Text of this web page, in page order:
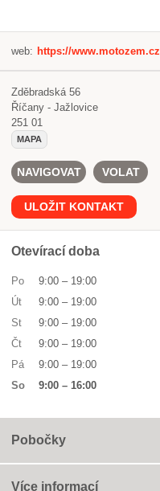
web: https://www.motozem.cz
Zděbradská 56
Říčany - Jažlovice
251 01
MAPA
NAVIGOVAT VOLAT
ULOŽIT KONTAKT
Otevírací doba
Po 9:00 – 19:00
Út
9:00 – 19:00
St
9:00 – 19:00
Čt
9:00 – 19:00
Pá
9:00 – 19:00
So
9:00 – 16:00
Pobočky
Více informací